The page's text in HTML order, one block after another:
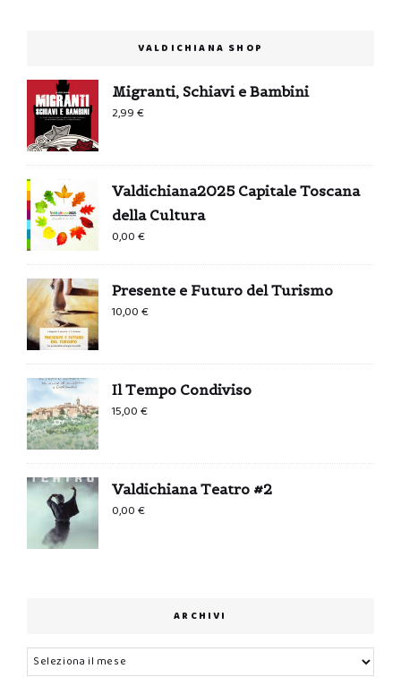
VALDICHIANA SHOP
Migranti, Schiavi e Bambini
2,99€
Valdichiana2025 Capitale Toscana
della Cultura
0,00€
Presente e Futuro del Turismo
10,00€
Il Tempo Condiviso
15,00€
Valdichiana Teatro #2
0,00€
ARCHIVI
Archivi